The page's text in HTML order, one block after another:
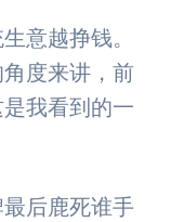
意越挣钱。
度来讲，前
我看到的一
后鹿死谁手